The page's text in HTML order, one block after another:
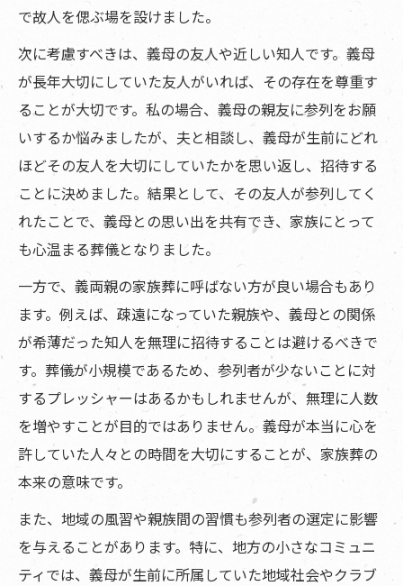
で故人を偲ぶ場を設けました。
次に考慮すべきは、義母の友人や近しい知人です。義母
が長年大切にしていた友人がいれば、その存在を尊重す
ることが大切です。私の場合、義母の親友に参列をお願
いするか悩みましたが、夫と相談し、義母が生前にどれ
ほどその友人を大切にしていたかを思い返し、招待する
ことに決めました。結果として、その友人が参列してく
れたことで、義母との思い出を共有でき、家族にとって
も心温まる葬儀となりました。
一方で、義両親の家族葬に呼ばない方が良い場合もあり
ます。例えば、疎遠になっていた親族や、義母との関係
が希薄だった知人を無理に招待することは避けるべきで
す。葬儀が小規模であるため、参列者が少ないことに対
するプレッシャーはあるかもしれませんが、無理に人数
を増やすことが目的ではありません。義母が本当に心を
許していた人々との時間を大切にすることが、家族葬の
本来の意味です。
また、地域の風習や親族間の習慣も参列者の選定に影響
を与えることがあります。特に、地方の小さなコミュニ
ティでは、義母が生前に所属していた地域社会やクラブ